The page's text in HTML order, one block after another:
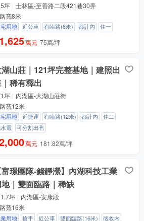
坪
士林區-至善路二段421巷30弄
寬8米
用地 近公車 有臨路(8米) 都計內 住一
萬元 75萬/坪
山莊｜121坪完整基地｜建照出
稀有釋出
坪
內湖區-大湖山莊街
寬12米
用地 近捷運 有臨路(12米) 都計內
住二
電
可分割出售
萬元 181.82萬/坪
富璟團隊-錢靜瀠】內湖科技工業
｜雙面臨路｜稀缺
坪
內湖區-安康段
寬16米
用地 搶手 近公車 雙面臨路(16米)
徵收內